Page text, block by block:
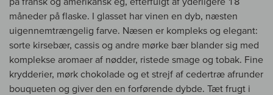
måneder på flaske. I glasset har vinen en dyb, næsten
uigennemtrængelig farve. Næsen er kompleks og elegant:
sorte kirsebær, cassis og andre mørke bær blander sig med
komplekse aromaer af nødder, ristede smage og tobak. Fine
krydderier, mørk chokolade og et strejf af cedertræ afrunder
bouqueten og giver den en forførende dybde. Tæt frugt i